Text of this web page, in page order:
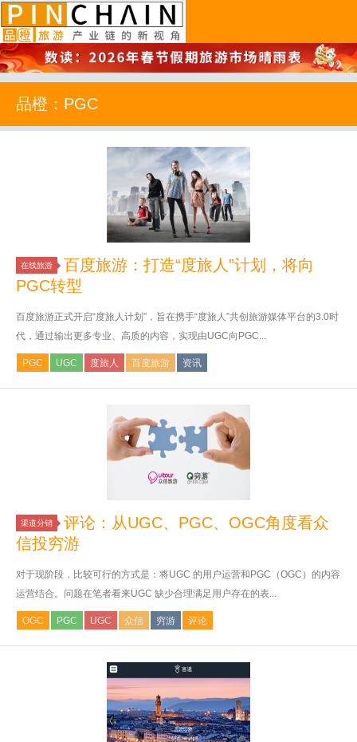
品橙旅游
品橙：PGC
在线旅游
百度旅游：打造“度旅人”计划，将向
PGC转型
百度旅游正式开启“度旅人计划”，旨在携手“度旅人”共创旅游媒体平台的3.0时
代，通过输出更多专业、高质的内容，实现由UGC向PGC...
PGC UGC 度旅人 百度旅游 资讯
渠道分销
评论：从UGC、PGC、OGC角度看众
信投穷游
对于现阶段，比较可行的方式是：将UGC 的用户运营和PGC（OGC）的内容
运营结合。问题在笔者看来UGC 缺少合理满足用户存在的表...
OGC PGC UGC 众信 穷游 评论